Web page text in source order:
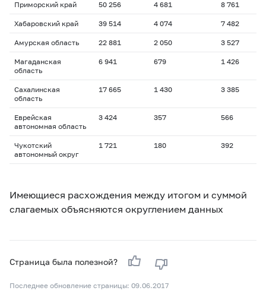
Приморский край 50 256 4 681 8 761
Хабаровский край 39 514 4 074 7 482
Амурская область 22 881 2 050 3 527
Магаданская
область
6 941 679 1 426
Сахалинская
область
17 665 1 430 3 385
Еврейская
автономная область
3 424 357 566
Чукотский
автономный округ
1 721 180 392
Имеющиеся расхождения между итогом и суммой
слагаемых объясняются округлением данных
Страница была полезной?
Последнее обновление страницы: 09.06.2017